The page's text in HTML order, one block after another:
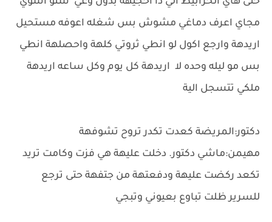
مجاي اعرف دماغي مشوش بس شغله اعوفه مستحيل
اريدهة وارجع اكول لو انطي ثروتي كلهة واحصلهة انطي
بس مو ليله وحده لا اريدهة كل يوم وكل ساعه اريدهة
ملكي تتسجل الية
دكتور:المريضة كعدت تكدر تروح تشوفهة
مهيمن:ماشي دكتور. دخلت عليهة هي فزت وكامت تريد
تكعد ركضت عليهة ودفعتهة من جتفهة حتى ترجع
للسرير ظلت تباوع بعيوني وتبجي